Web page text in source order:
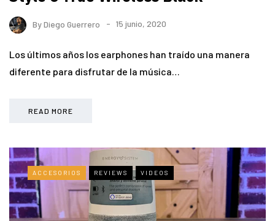
ByDiego Guerrero 15 junio, 2020
Los últimos años los earphones han traído una manera
diferente para disfrutar de la música…
READ MORE
ACCESORIOS REVIEWS VIDEOS